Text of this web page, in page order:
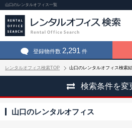
山口のレンタルオフィス一覧
登録物件数 2,291 件
レンタルオフィス検索TOP 山口のレンタルオフィス検索
検索条件を変
山口のレンタルオフィス